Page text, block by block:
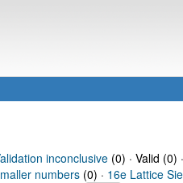
inconclusive(0) · Valid (0)
numbers (0) · 16e Lattice